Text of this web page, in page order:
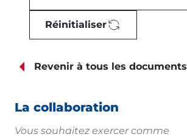
Réinitialiser
Revenir à tous les documents
La collaboration
Vous souhaitez exercer comme